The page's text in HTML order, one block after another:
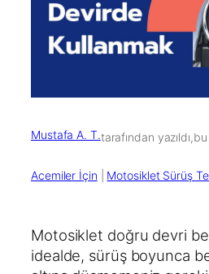
Mustafa A. T.tarafından yazıldı,bu
Acemiler İçin Motosiklet Sürüş
Motosiklet doğru devri
idealde, sürüş boyunca